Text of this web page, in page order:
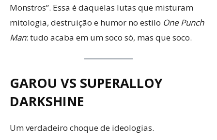
Monstros”. Essa é daquelas lutas que misturam
mitologia, destruição e humor no estilo One Punch
Man: tudo acaba em um soco só, mas que soco.
GAROU VS SUPERALLOY
DARKSHINE
Um verdadeiro choque de ideologias.